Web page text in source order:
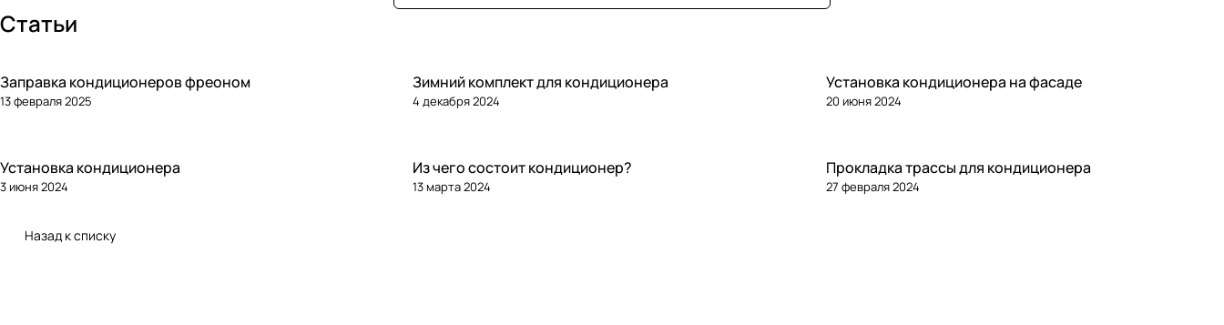
Статьи
Заправка кондиционеров фреоном
13 февраля 2025
Зимний комплект для кондиционера
4 декабря 2024
Установка кондиционера на фасаде
20 июня 2024
Установка кондиционера
3 июня 2024
Из чего состоит кондиционер?
13 марта 2024
Прокладка трассы для кондиционера
27 февраля 2024
Назад к списку